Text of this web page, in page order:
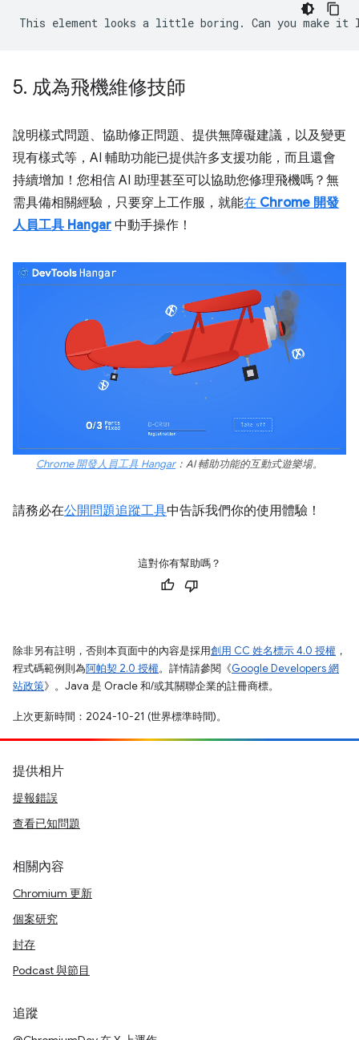
5. 成為飛機維修技師
說明樣式問題、協助修正問題、提供無障礙建議，以及變更
現有樣式等，AI 輔助功能已提供許多支援功能，而且還會
持續增加！您相信 AI 助理甚至可以協助您修理飛機嗎？無
需具備相關經驗，只要穿上工作服，就能在 Chrome 開發
人員工具 Hangar 中動手操作！
Chrome 開發人員工具 Hangar：AI 輔助功能的互動式遊樂場。
請務必在公開問題追蹤工具中告訴我們你的使用體驗！
這對你有幫助嗎？
除非另有註明，否則本頁面中的內容是採用創用 CC 姓名標示 4.0 授權 ，
程式碼範例則為阿帕契 2.0 授權。詳情請參閱《Google Developers 網
站政策》。Java 是 Oracle 和/或其關聯企業的註冊商標。
上次更新時間：2024-10-21 (世界標準時間)。
提供相片
提報錯誤
查看已知問題
相關內容
Chromium 更新
個案研究
封存
Podcast 與節目
追蹤